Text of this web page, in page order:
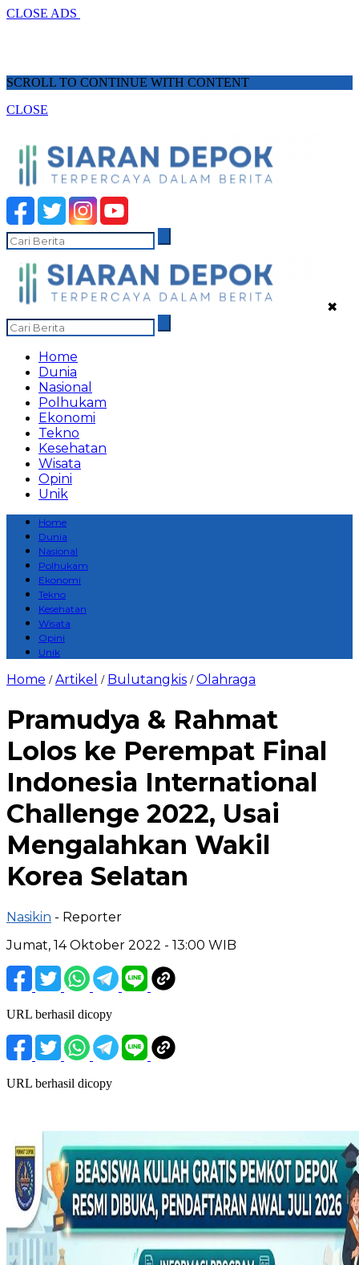
CLOSE ADS
SCROLL TO CONTINUE WITH CONTENT
CLOSE
✖
Home
Dunia
Nasional
Polhukam
Ekonomi
Tekno
Kesehatan
Wisata
Opini
Unik
Home
Dunia
Nasional
Polhukam
Ekonomi
Tekno
Kesehatan
Wisata
Opini
Unik
Home /Artikel / Bulutangkis /Olahraga
Pramudya & Rahmat
Lolos ke Perempat Final
Indonesia International
Challenge 2022, Usai
Mengalahkan Wakil
Korea Selatan
Nasikin - Reporter
Jumat, 14 Oktober 2022 - 13:00 WIB
URL berhasil dicopy
URL berhasil dicopy